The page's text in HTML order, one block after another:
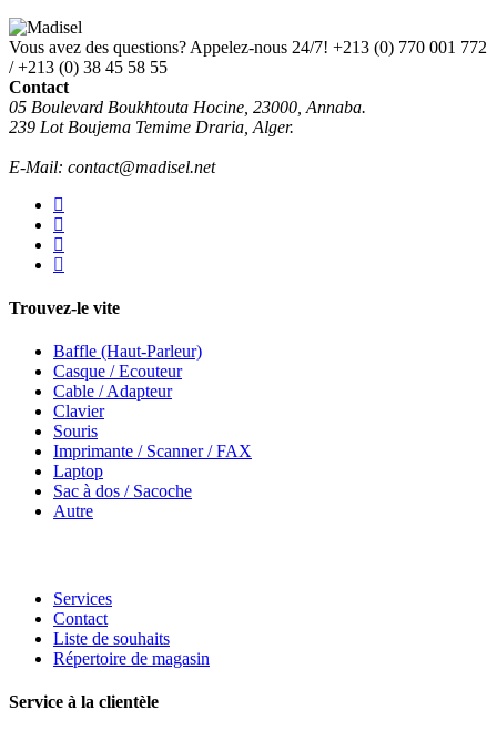
Vous avez des questions? Appelez-nous 24/7! +213 (0) 770 001 772
/ +213 (0) 38 45 58 55
Contact
05 Boulevard Boukhtouta Hocine, 23000, Annaba.
239 Lot Boujema Temime Draria, Alger.
E-Mail: contact@madisel.net
Trouvez-le vite
Baffle (Haut-Parleur)
Casque / Ecouteur
Cable / Adapteur
Clavier
Souris
Imprimante / Scanner / FAX
Laptop
Sac à dos / Sacoche
Autre
Services
Contact
Liste de souhaits
Répertoire de magasin
Service à la clientèle